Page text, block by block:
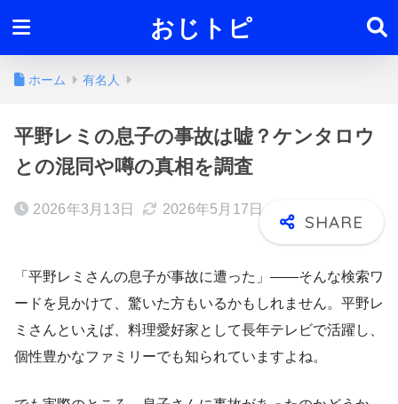
おじトピ
ホーム 有名人
平野レミの息子の事故は嘘？ケンタロウ
との混同や噂の真相を調査
2026年3月13日 2026年5月17日
「平野レミさんの息子が事故に遭った」——そんな検索ワ
ードを見かけて、驚いた方もいるかもしれません。平野レ
ミさんといえば、料理愛好家として長年テレビで活躍し、
個性豊かなファミリーでも知られていますよね。